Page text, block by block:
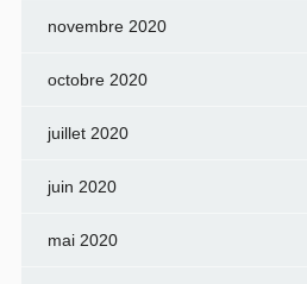
novembre 2020
octobre 2020
juillet 2020
juin 2020
mai 2020